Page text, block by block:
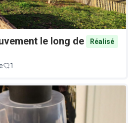
le long de
Réalisé
1